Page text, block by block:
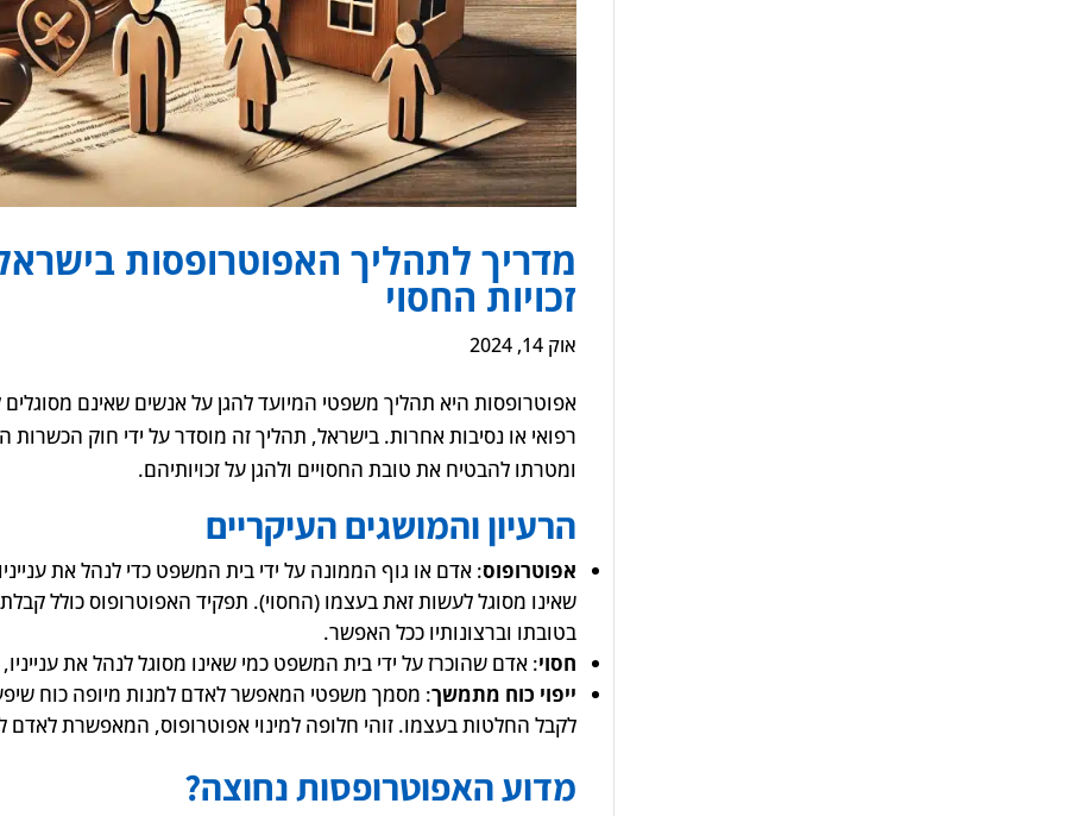
מדריך לתהליך האפוטרופסות
זכויות החסוי
אוק 14, 2024
אפוטרופסות היא תהליך משפטי המיועד להגן על אנשים שאינם
ומטרתו להבטיח את טובת החסויים ולהגן על זכויותיהם.
הרעיון והמושגים העיקריים
אפוטרופוס: אדם או גוף הממונה על ידי בית המשפט כדי לנהל את
שאינו מסוגל לעשות זאת בעצמו (החסוי). תפקיד האפוטרופוס כולל
בטובתו וברצונותיו ככל האפשר.
חסוי: אדם שהוכרז על ידי בית המשפט כמי שאינו מסוגל לנהל את
ייפוי כוח מתמשך: מסמך משפטי המאפשר לאדם למנות מיופה כוח
לקבל החלטות בעצמו. זוהי חלופה למינוי אפוטרופוס, המאפשרת
מדוע האפוטרופסות נחוצה?